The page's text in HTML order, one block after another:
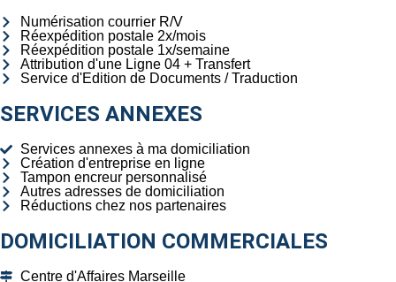
Numérisation courrier R/V
Réexpédition postale 2x/mois
Réexpédition postale 1x/semaine
Attribution d'une Ligne 04 + Transfert
Service d'Edition de Documents / Traduction
SERVICES ANNEXES
Services annexes à ma domiciliation
Création d'entreprise en ligne
Tampon encreur personnalisé
Autres adresses de domiciliation
Réductions chez nos partenaires
DOMICILIATION COMMERCIALES
Centre d'Affaires Marseille